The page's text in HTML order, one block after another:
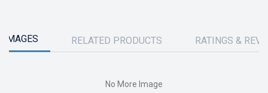
IMAGES RELATED PRODUCTS RATINGS &
No More Image